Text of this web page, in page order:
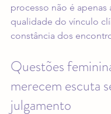
processo não é apenas
qualidade do vínculo
constância dos
Questões
merecem escuta
julgamento